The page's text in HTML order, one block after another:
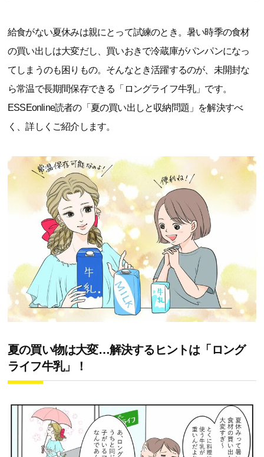
給食がない夏休みは親にとって試練のとき。暑い時季の食材
の買い出しは大変だし、買いおきで冷蔵庫がパンパンになっ
てしまうのも困りもの。そんなとき活躍するのが、未開封な
ら常温で長期間保存できる「ロングライフ牛乳」です。
ESSEonline読者の「夏の買い出しと収納問題」を解決すべ
く、詳しくご紹介します。
夏の買い物は大変…解決するヒントは「ロング
ライフ牛乳」！